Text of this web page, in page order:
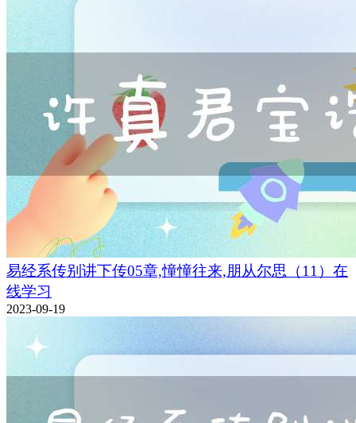
易经系传别讲下传05章,憧憧往来,朋从尔思（11）在
线学习
2023-09-19